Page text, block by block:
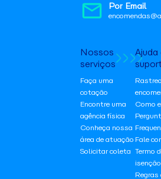
Por Email
Nossos
serviços
Faça uma
cotação
Encontre uma
agência física
Conheça nossa
área de atuação
Solicitar coleta
Ajuda
Como
Fale
Termo
isenção
Regras